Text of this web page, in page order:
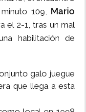
109, Mario
el 2-1, tras un mal
habilitación de
galo juegue
que llega a esta